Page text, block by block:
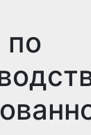
по